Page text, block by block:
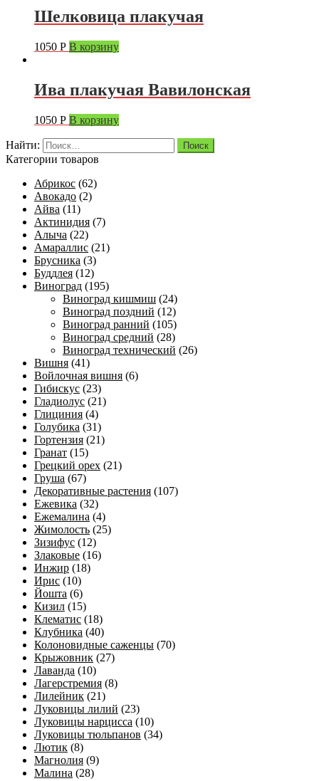
Шелковица плакучая
1050 Р В корзину
Ива плакучая Вавилонская
1050 Р В корзину
Найти:
Категории товаров
Абрикос (62)
Авокадо (2)
Айва (11)
Актинидия (7)
Алыча (22)
Амараллис (21)
Брусника (3)
Буддлея (12)
Виноград (195)
Виноград кишмиш (24)
Виноград поздний (12)
Виноград ранний (105)
Виноград средний (28)
Виноград технический (26)
Вишня (41)
Войлочная вишня (6)
Гибискус (23)
Гладиолус (21)
Глициния (4)
Голубика (31)
Гортензия (21)
Гранат (15)
Грецкий орех (21)
Груша (67)
Декоративные растения (107)
Ежевика (32)
Ежемалина (4)
Жимолость (25)
Зизифус (12)
Злаковые (16)
Инжир (18)
Ирис (10)
Йошта (6)
Кизил (15)
Клематис (18)
Клубника (40)
Колоновидные саженцы (70)
Крыжовник (27)
Лаванда (10)
Лагерстремия (8)
Лилейник (21)
Луковицы лилий (23)
Луковицы нарцисса (10)
Луковицы тюльпанов (34)
Лютик (8)
Магнолия (9)
Малина (28)